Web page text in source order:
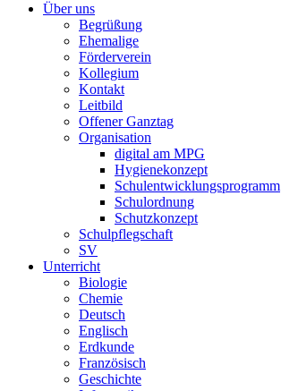
Über uns
Begrüßung
Ehemalige
Förderverein
Kollegium
Kontakt
Leitbild
Offener Ganztag
Organisation
digital am MPG
Hygienekonzept
Schulentwicklungsprogramm
Schulordnung
Schutzkonzept
Schulpflegschaft
SV
Unterricht
Biologie
Chemie
Deutsch
Englisch
Erdkunde
Französisch
Geschichte